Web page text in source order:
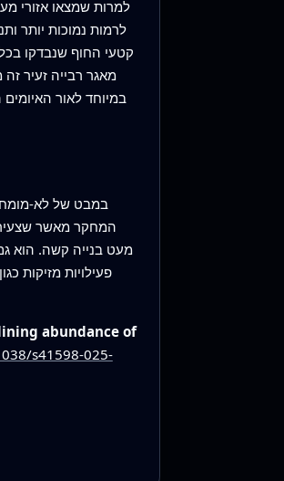
קטעי החוף שנבדקו
במיוחד לאור
במבט של לא-
המחקר מאשר
מעט בנייה קשה. הוא
פעילויות מזיקות
abundance of
s41598-025-